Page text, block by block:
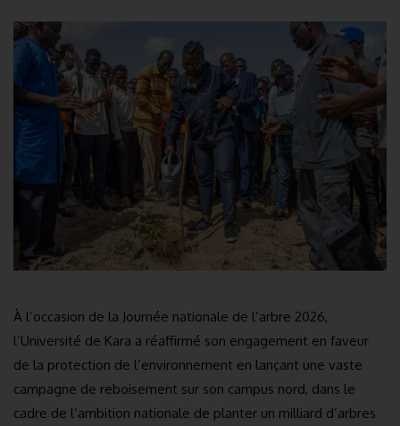
À l’occasion de la Journée nationale de l’arbre 2026,
l’Université de Kara a réaffirmé son engagement en faveur
de la protection de l’environnement en lançant une vaste
campagne de reboisement sur son campus nord, dans le
cadre de l’ambition nationale de planter un milliard d’arbres